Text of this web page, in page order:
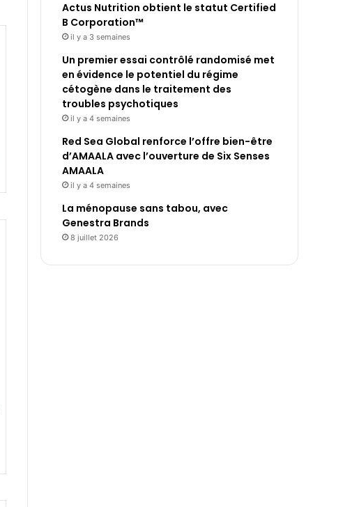
Actus Nutrition obtient le statut Certified
B Corporation™
il y a 3 semaines
Un premier essai contrôlé randomisé met
en évidence le potentiel du régime
cétogène dans le traitement des
troubles psychotiques
il y a 4 semaines
Red Sea Global renforce l’offre bien-être
d’AMAALA avec l’ouverture de Six Senses
AMAALA
il y a 4 semaines
La ménopause sans tabou, avec
Genestra Brands
8 juillet 2026